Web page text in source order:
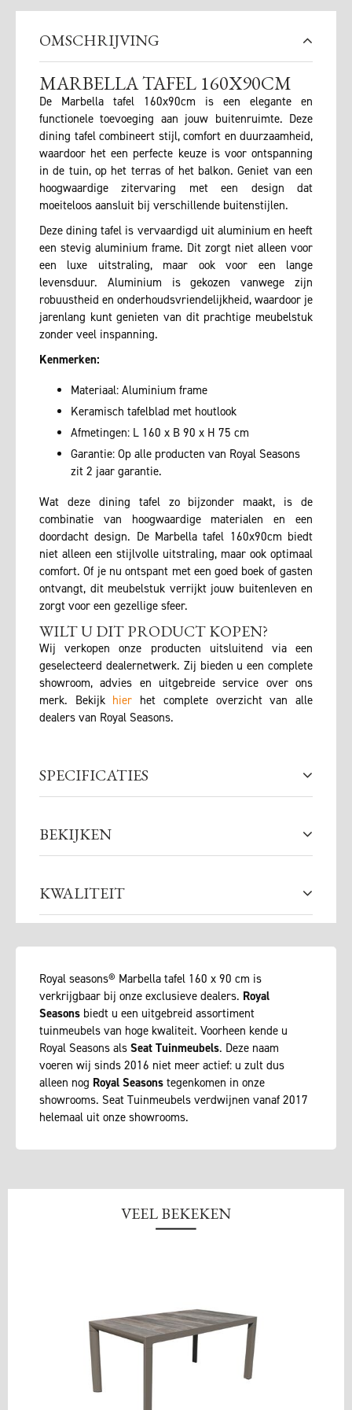
OMSCHRIJVING
MARBELLA TAFEL 160X90CM
De Marbella tafel 160x90cm is een elegante en
functionele toevoeging aan jouw buitenruimte. Deze
dining tafel combineert stijl, comfort en duurzaamheid,
waardoor het een perfecte keuze is voor ontspanning
in de tuin, op het terras of het balkon. Geniet van een
hoogwaardige zitervaring met een design dat
moeiteloos aansluit bij verschillende buitenstijlen.
Deze dining tafel is vervaardigd uit aluminium en heeft
een stevig aluminium frame. Dit zorgt niet alleen voor
een luxe uitstraling, maar ook voor een lange
levensduur. Aluminium is gekozen vanwege zijn
robuustheid en onderhoudsvriendelijkheid, waardoor je
jarenlang kunt genieten van dit prachtige meubelstuk
zonder veel inspanning.
Kenmerken:
Materiaal: Aluminium frame
Keramisch tafelblad met houtlook
Afmetingen: L 160 x B 90 x H 75 cm
Garantie: Op alle producten van Royal Seasons
zit 2 jaar garantie.
Wat deze dining tafel zo bijzonder maakt, is de
combinatie van hoogwaardige materialen en een
doordacht design. De Marbella tafel 160x90cm biedt
niet alleen een stijlvolle uitstraling, maar ook optimaal
comfort. Of je nu ontspant met een goed boek of gasten
ontvangt, dit meubelstuk verrijkt jouw buitenleven en
zorgt voor een gezellige sfeer.
WILT U DIT PRODUCT KOPEN?
Wij verkopen onze producten uitsluitend via een
geselecteerd dealernetwerk. Zij bieden u een complete
showroom, advies en uitgebreide service over ons
merk. Bekijk hier het complete overzicht van alle
dealers van Royal Seasons.
SPECIFICATIES
BEKIJKEN
KWALITEIT
Royal seasons® Marbella tafel 160 x 90 cm is
verkrijgbaar bij onze exclusieve dealers. Royal
Seasons biedt u een uitgebreid assortiment
tuinmeubels van hoge kwaliteit. Voorheen kende u
Royal Seasons als Seat Tuinmeubels. Deze naam
voeren wij sinds 2016 niet meer actief: u zult dus
alleen nog Royal Seasons tegenkomen in onze
showrooms. Seat Tuinmeubels verdwijnen vanaf 2017
helemaal uit onze showrooms.
VEEL BEKEKEN